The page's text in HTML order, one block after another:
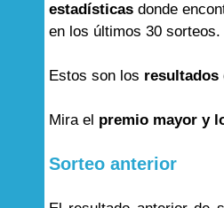
estadísticas donde
en los últimos 30 sorteos.
Estos son los resultados
Mira el premio mayor y
Sorteo anterior